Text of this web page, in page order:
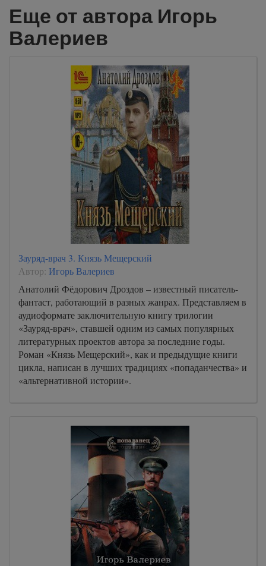
Еще от автора Игорь
Валериев
Зауряд-врач 3. Князь Мещерский
Автор: Игорь Валериев
Анатолий Фёдорович Дроздов – известный писатель-
фантаст, работающий в разных жанрах. Представляем в
аудиоформате заключительную книгу трилогии
«Зауряд-врач», ставшей одним из самых популярных
литературных проектов автора за последние годы.
Роман «Князь Мещерский», как и предыдущие книги
цикла, написан в лучших традициях «попаданчества» и
«альтернативной истории».